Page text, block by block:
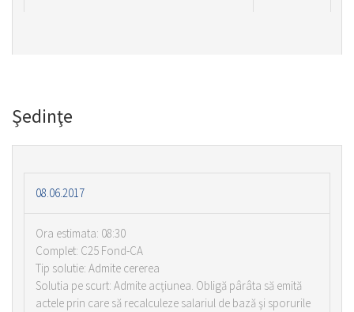
Şedinţe
08.06.2017
Ora estimata: 08:30
Complet: C25 Fond-CA
Tip solutie: Admite cererea
Solutia pe scurt: Admite acţiunea. Obligă pârâta să emită
actele prin care să recalculeze salariul de bază şi sporurile